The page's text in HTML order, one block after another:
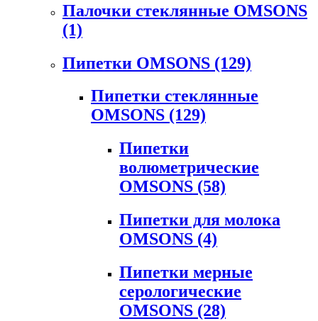
Палочки стеклянные OMSONS
(1)
Пипетки OMSONS (129)
Пипетки стеклянные
OMSONS (129)
Пипетки
волюметрические
OMSONS (58)
Пипетки для молока
OMSONS (4)
Пипетки мерные
серологические
OMSONS (28)